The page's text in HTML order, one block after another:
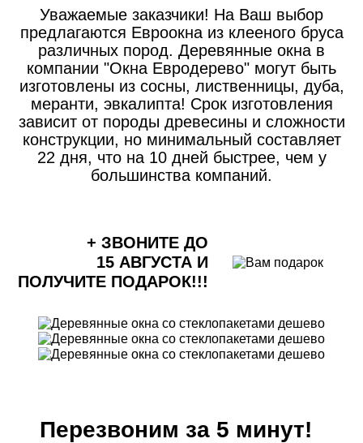
Уважаемые заказчики! На Ваш выбор
предлагаются Евроокна из клееного бруса
различных пород. Деревянные окна в
компании "Окна Евродерево" могут быть
изготовлены из сосны, лиственницы, дуба,
меранти, эвкалипта! Срок изготовления
зависит от породы древесины и сложности
конструкции, но минимальный составляет
22 дня, что на 10 дней быстрее, чем у
большинства компаний.
+ ЗВОНИТЕ ДО
15 АВГУСТАИ
ПОЛУЧИТЕ ПОДАРОК!!!
Перезвоним за 5 минут!